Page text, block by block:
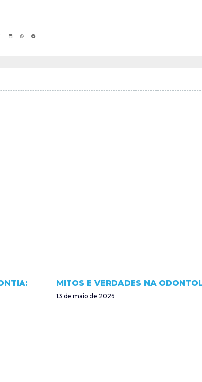
MITOS E VERDADES NA
13 de maio de 2026